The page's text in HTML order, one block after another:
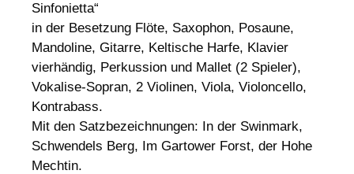
Sinfonietta“
in der Besetzung Flöte, Saxophon, Posaune,
Mandoline, Gitarre, Keltische Harfe, Klavier
vierhändig, Perkussion und Mallet (2 Spieler),
Vokalise-Sopran, 2 Violinen, Viola, Violoncello,
Kontrabass.
Mit den Satzbezeichnungen: In der Swinmark,
Schwendels Berg, Im Gartower Forst, der Hohe
Mechtin.